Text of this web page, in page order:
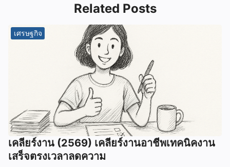
Related Posts
เศรษฐกิจ
เคลียร์งาน (2569) เคลียร์งานอาชีพเทคนิคงาน
เสร็จตรงเวลาลดความ